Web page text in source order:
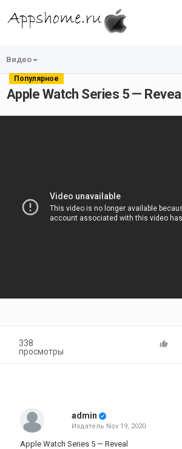
Видео
Популярное
Apple Watch Series 5 — Reveal
338
просмотры
admin
Издатель Nov 19, 2020
Apple Watch Series 5 — Reveal